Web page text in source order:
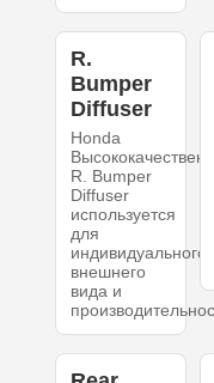
R.
Bumper
Diffuser
Honda
R. Bumper
Diffuser
используется
для
индивидуального
внешнего
вида и